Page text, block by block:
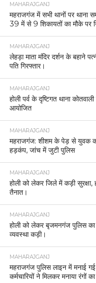
MAHARAJGANJ
महराजगंज में सभी थानों पर थाना
39 में से 9 शिकायतों का मौके पर
MAHARAJGANJ
लेहड़ा माता मंदिर दर्शन के बहाने
पति गिरफ्तार।
MAHARAJGANJ
होली पर्व के दृष्टिगत थाना
आयोजित
MAHARAJGANJ
महराजगंज: शीशम के पेड़ से युवक
हड़कंप, जांच में जुटी पुलिस
MAHARAJGANJ
होली को लेकर जिले में कड़ी सुरक्षा,
तैनात।
MAHARAJGANJ
होली को लेकर बृजमनगंज पुलिस का
व्यवस्था कड़ी।
MAHARAJGANJ
महराजगंज पुलिस लाइन में मनाई गई
कर्मचारियों ने मिलकर मनाया रंगों का